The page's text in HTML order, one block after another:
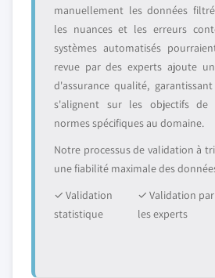
manuellement les données
les nuances et les erreurs
systèmes automatisés
revue par des experts ajoute
d'assurance qualité,
s'alignent sur les objectifs de
normes spécifiques au domaine.
Notre processus de validation à
une fiabilité maximale des
✓ Validation
statistique
✓ Validation par
les experts